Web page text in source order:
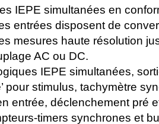
IEPE simultanées en
entrées disposent de
mesures haute résolution
AC ou DC.
IEPE simultanées,
pour stimulus, tachymètre
entrée, déclenchement pré
timers synchrones et